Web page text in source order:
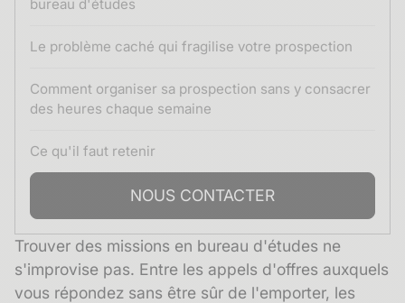
bureau d'études
Le problème caché qui fragilise votre prospection
Comment organiser sa prospection sans y consacrer
des heures chaque semaine
Ce qu'il faut retenir
NOUS CONTACTER
Trouver des missions en bureau d'études ne
s'improvise pas. Entre les appels d'offres auxquels
vous répondez sans être sûr de l'emporter, les